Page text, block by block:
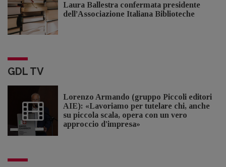
Laura Ballestra confermata presidente
dell’Associazione Italiana Biblioteche
GDL TV
Lorenzo Armando (gruppo Piccoli editori
AIE): «Lavoriamo per tutelare chi, anche
su piccola scala, opera con un vero
approccio d'impresa»